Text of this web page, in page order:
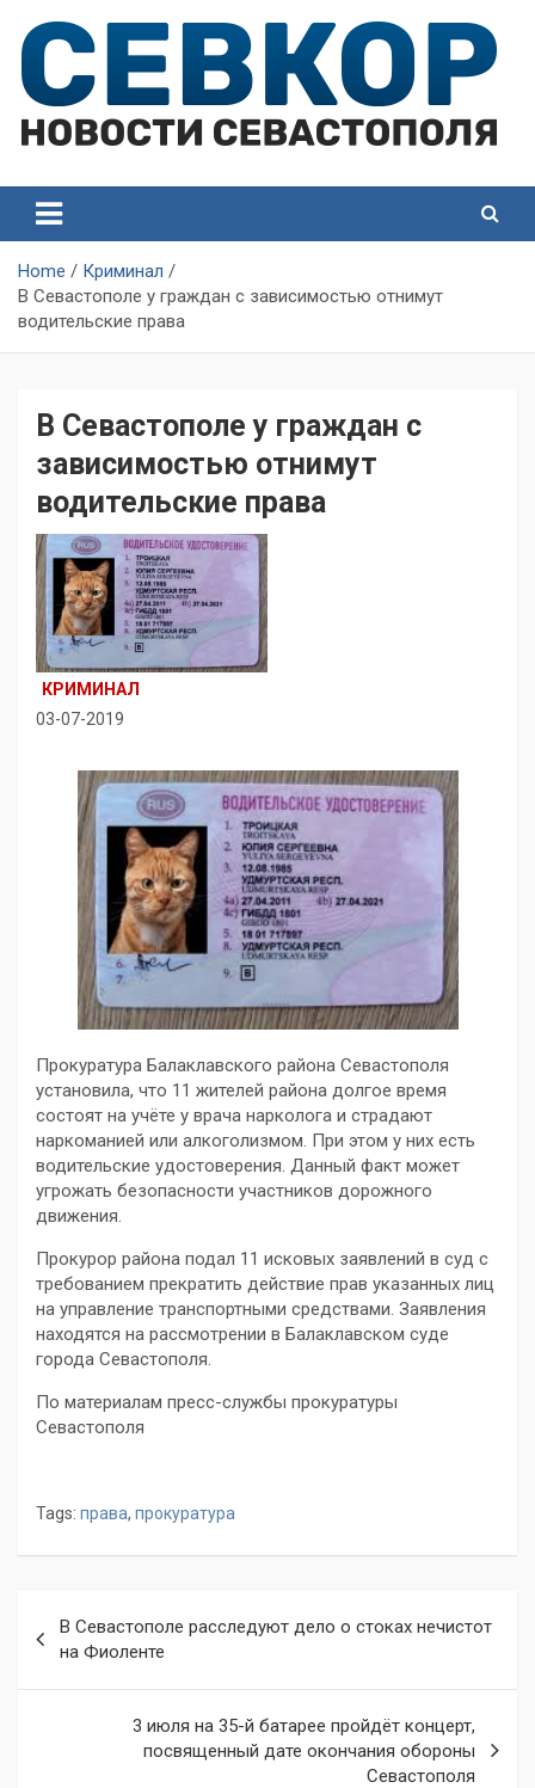
content
Севастополя
Севастополя
Home
Криминал
В Севастополе у граждан с зависимостью отнимут
водительские права
В Севастополе у граждан с
зависимостью отнимут
водительские права
КРИМИНАЛ
03-07-2019
Прокуратура Балаклавского района Севастополя
установила, что 11 жителей района долгое время
состоят на учёте у врача нарколога и страдают
наркоманией или алкоголизмом. При этом у них есть
водительские удостоверения. Данный факт может
угрожать безопасности участников дорожного
движения.
Прокурор района подал 11 исковых заявлений в суд с
требованием прекратить действие прав указанных лиц
на управление транспортными средствами. Заявления
находятся на рассмотрении в Балаклавском суде
города Севастополя.
По материалам пресс-службы прокуратуры
Севастополя
Tags: права, прокуратура
по
записям
В Севастополе расследуют дело о стоках нечистот
на Фиоленте
3 июля на 35-й батарее пройдёт концерт,
посвященный дате окончания обороны
Севастополя